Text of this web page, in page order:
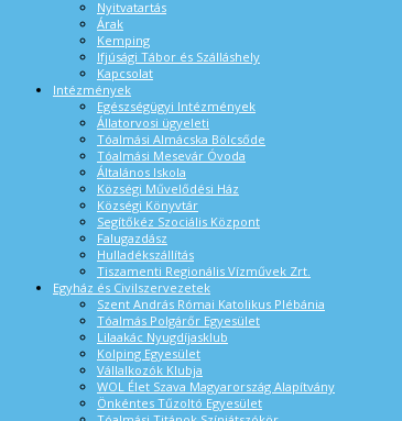
Nyitvatartás
Árak
Kemping
Ifjúsági Tábor és Szálláshely
Kapcsolat
Intézmények
Egészségügyi Intézmények
Állatorvosi ügyeleti
Tóalmási Almácska Bölcsőde
Tóalmási Mesevár Óvoda
Általános Iskola
Községi Művelődési Ház
Községi Könyvtár
Segítőkéz Szociális Központ
Falugazdász
Hulladékszállítás
Tiszamenti Regionális Vízművek Zrt.
Egyház és Civilszervezetek
Szent András Római Katolikus Plébánia
Tóalmás Polgárőr Egyesület
Lilaakác Nyugdíjasklub
Kolping Egyesület
Vállalkozók Klubja
WOL Élet Szava Magyarország Alapítvány
Önkéntes Tűzoltó Egyesület